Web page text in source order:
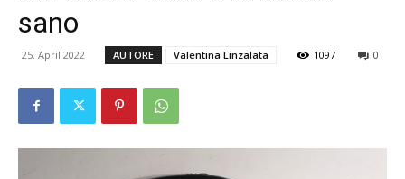
sano
25. April 2022 AUTORE Valentina Linzalata 1097 0